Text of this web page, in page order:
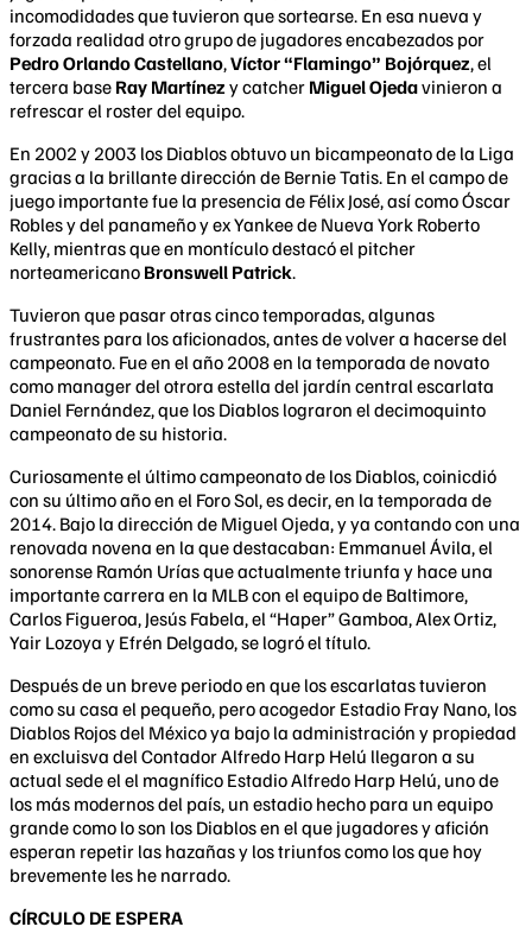
incomodidades que tuvieron que sortearse. En esa nueva y
forzada realidad otro grupo de jugadores encabezados por
Pedro Orlando Castellano,Víctor “Flamingo” Bojórquez, el
tercera base Ray Martínez y catcher Miguel Ojedavinieron a
refrescar el roster del equipo.
En 2002 y 2003 los Diablos obtuvo un bicampeonato de la Liga
gracias a la brillante dirección de Bernie Tatis. En el campo de
juego importante fue la presencia de Félix José, así como Óscar
Robles y del panameño y ex Yankee de Nueva York Roberto
Kelly, mientras que en montículo destacó el pitcher
norteamericano Bronswell Patrick.
Tuvieron que pasar otras cinco temporadas, algunas
frustrantes para los aficionados, antes de volver a hacerse del
campeonato. Fue en el año 2008 en la temporada de novato
como manager del otrora estella del jardín central escarlata
Daniel Fernández, que los Diablos lograron el decimoquinto
campeonato de su historia.
Curiosamente el último campeonato de los Diablos, coinicdió
con su último año en el Foro Sol, es decir, en la temporada de
2014. Bajo la dirección de Miguel Ojeda, y ya contando con una
renovada novena en la que destacaban: Emmanuel Ávila, el
sonorense Ramón Urías que actualmente triunfa y hace una
importante carrera en la MLB con el equipo de Baltimore,
Carlos Figueroa, Jesús Fabela, el “Haper” Gamboa, Alex Ortiz,
Yair Lozoya y Efrén Delgado, se logró el título.
Después de un breve periodo en que los escarlatas tuvieron
como su casa el pequeño, pero acogedor Estadio Fray Nano, los
Diablos Rojos del México ya bajo la administración y propiedad
en excluisva del Contador Alfredo Harp Helú llegaron a su
actual sede el el magnífico Estadio Alfredo Harp Helú, uno de
los más modernos del país, un estadio hecho para un equipo
grande como lo son los Diablos en el que jugadores y afición
esperan repetir las hazañas y los triunfos como los que hoy
brevemente les he narrado.
CÍRCULO DE ESPERA